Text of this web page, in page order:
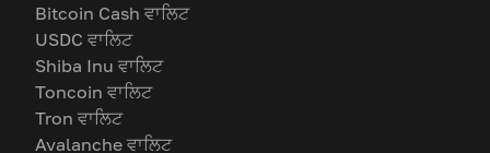
Bitcoin Cash ਵਾਲਿਟ
USDC ਵਾਲਿਟ
Shiba Inu ਵਾਲਿਟ
Toncoin ਵਾਲਿਟ
Tron ਵਾਲਿਟ
Avalanche ਵਾਲਿਟ